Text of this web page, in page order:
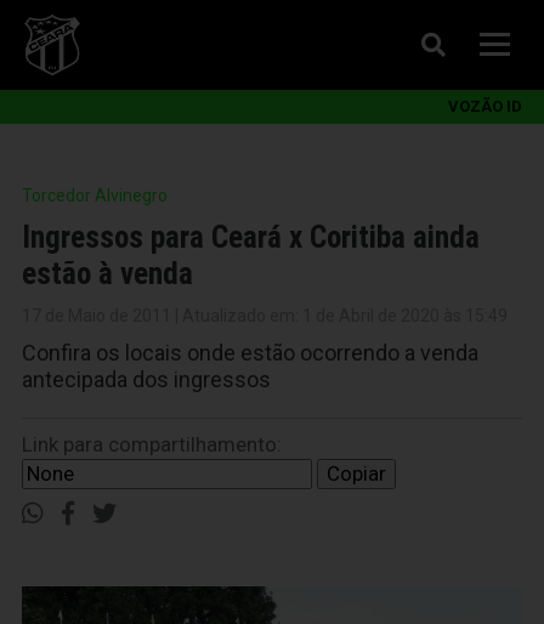
VOZÃO ID
Torcedor Alvinegro
Ingressos para Ceará x Coritiba ainda
estão à venda
Confira os locais onde estão ocorrendo a venda
antecipada dos ingressos
Link para compartilhamento:
Copiar